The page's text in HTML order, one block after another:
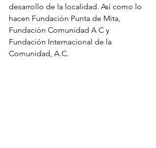
desarrollo de la localidad. Así como lo
hacen Fundación Punta de Mita,
Fundación Comunidad A C y
Fundación Internacional de la
Comunidad, A.C.